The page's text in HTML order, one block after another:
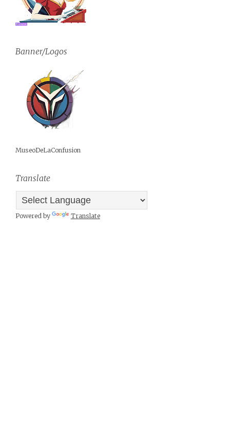
Banner/Logos
MuseoDeLaConfusion
Translate
Powered by Translate